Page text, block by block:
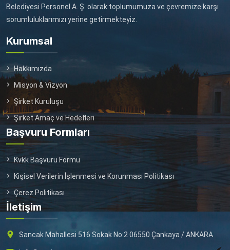
Belediyesi Personel A. Ş. olarak toplumumuza ve çevremize karşı
sorumluluklarımızı yerine getirmekteyiz.
Kurumsal
Hakkımızda
Misyon & Vizyon
Şirket Kuruluşu
Şirket Amaç ve Hedefleri
Başvuru Formları
Kvkk Başvuru Formu
Kişisel Verilerin İşlenmesi ve Korunması Politikası
Çerez Politikası
İletişim
Sancak Mahallesi 516.Sokak No:2 06550 Çankaya / ANKARA